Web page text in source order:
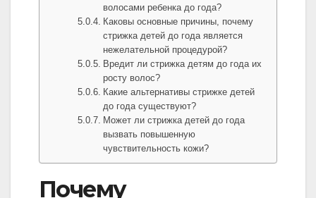
волосами ребенка до года?
Каковы основные причины, почему
стрижка детей до года является
нежелательной процедурой?
Вредит ли стрижка детям до года их
росту волос?
Какие альтернативы стрижке детей
до года существуют?
Может ли стрижка детей до года
вызвать повышенную
чувствительность кожи?
Почему